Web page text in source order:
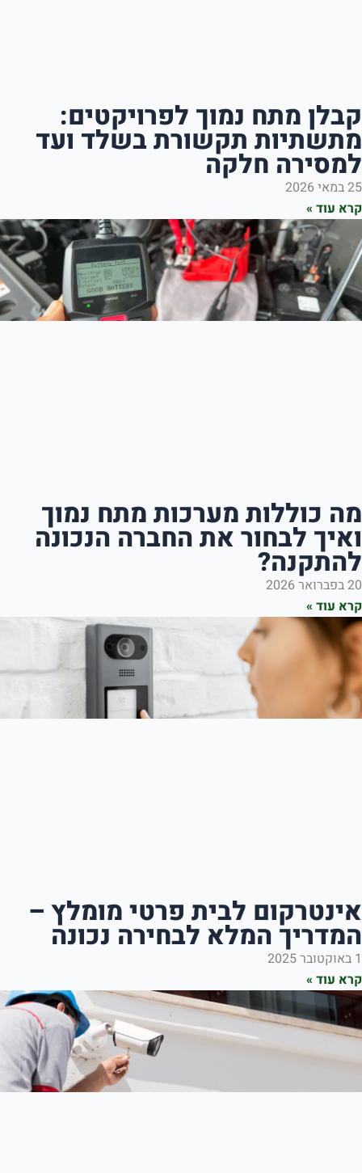
נמוך לפרויקטים:
תקשורת בשלד ועד
חלקה
מערכות מתח נמוך
את החברה הנכונה
לבית פרטי מומלץ –
המלא לבחירה נכונה